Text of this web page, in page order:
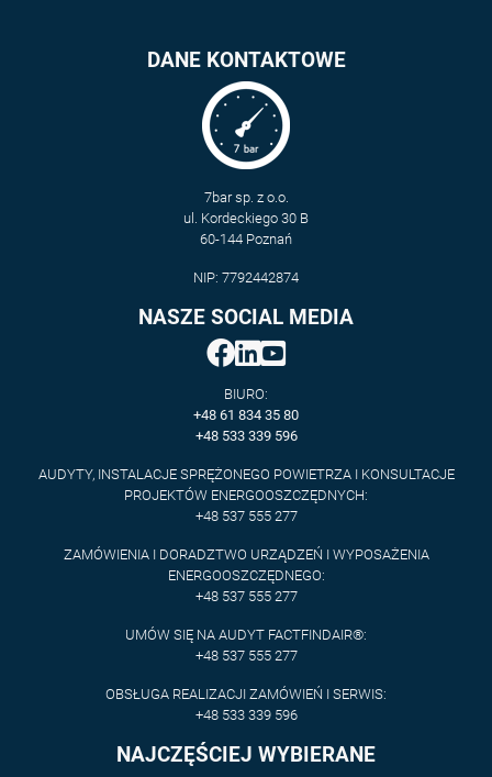
DANE KONTAKTOWE
7bar sp. z o.o.
ul. Kordeckiego 30 B
60-144 Poznań
NIP: 7792442874
NASZE SOCIAL MEDIA
BIURO:
+48 61 834 35 80
+48 533 339 596
AUDYTY, INSTALACJE SPRĘŻONEGO POWIETRZA I KONSULTACJE
PROJEKTÓW ENERGOOSZCZĘDNYCH:
+48 537 555 277
ZAMÓWIENIA I DORADZTWO URZĄDZEŃ I WYPOSAŻENIA
ENERGOOSZCZĘDNEGO:
+48 537 555 277
UMÓW SIĘ NA AUDYT FACTFINDAIR®:
+48 537 555 277
OBSŁUGA REALIZACJI ZAMÓWIEŃ I SERWIS:
+48 533 339 596
NAJCZĘŚCIEJ WYBIERANE